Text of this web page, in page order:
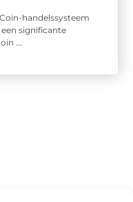
handelssysteem
significante
...